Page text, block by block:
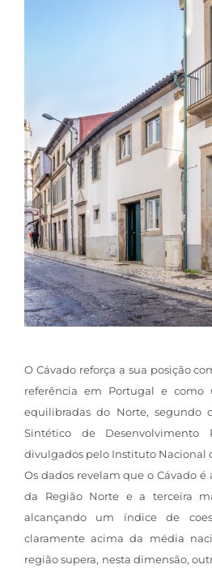
O Cávado reforça a sua posição
referência em Portugal e como
equilibradas do Norte, segundo
Sintético de Desenvolvimento
divulgados pelo Instituto Nacional
Os dados revelam que o Cávado é
da Região Norte e a terceira
alcançando um índice de
claramente acima da média
região supera, nesta dimensão,